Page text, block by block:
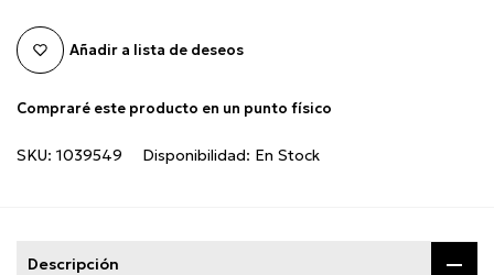
Añadir a lista de deseos
Compraré este producto en un punto físico
SKU: 1039549 Disponibilidad: En Stock
Descripción